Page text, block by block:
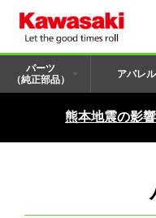
パーツ
（純正部品）
アパレル
熊本地震の影